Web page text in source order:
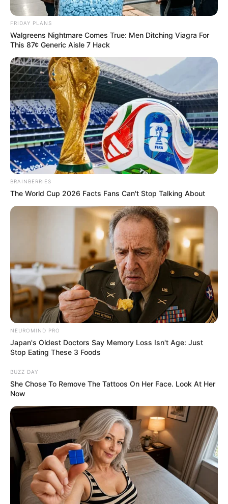
Posted
in
Világ
Most jött a közlemény Sulyok
Tamás lemondásáról, ez jön
most!
bySzerző • June 1, 2026
FRIDAY PLANS
Walgreens Nightmare Comes True: Men Ditching Viagra For
This 87¢ Generic Aisle 7 Hack
BRAINBERRIES
The World Cup 2026 Facts Fans Can't Stop Talking About
NEUROMIND PRO
Japan's Oldest Doctors Say Memory Loss Isn't Age: Just
Stop Eating These 3 Foods
BUZZ DAY
She Chose To Remove The Tattoos On Her Face. Look At Her
Now